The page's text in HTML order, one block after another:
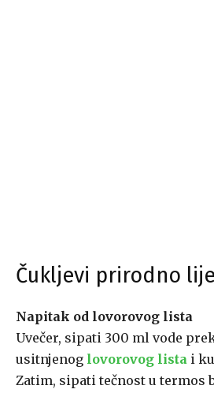
Čukljevi prirodno
Napitak od lovorovog lista
Uvečer, sipati 300 ml vode
usitnjenog lovorovog lista i
Zatim, sipati tečnost u termos